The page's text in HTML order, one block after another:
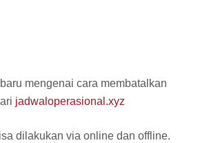
mengenai cara membatalkan
jadwaloperasional.xyz
dilakukan via online dan offline.